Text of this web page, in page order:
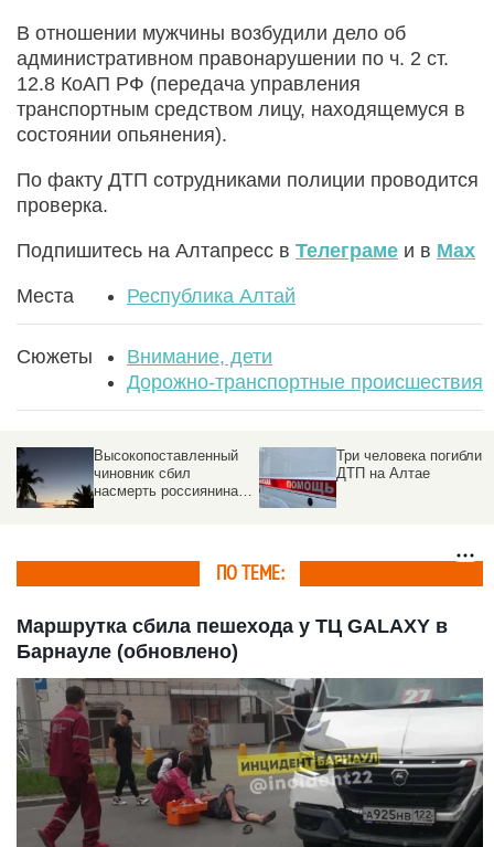
В отношении мужчины возбудили дело об
административном правонарушении по ч. 2 ст.
12.8 КоАП РФ (передача управления
транспортным средством лицу, находящемуся в
состоянии опьянения).
По факту ДТП сотрудниками полиции проводится
проверка.
Подпишитесь на Алтапресс в Телеграме и в Max
Места Республика Алтай
Сюжеты
Внимание, дети
Дорожно-транспортные происшествия
Три человека погибли в
ДТП на Алтае
Пятеро граждан
Казахстана пострадали
ПО ТЕМЕ:
Маршрутка сбила пешехода у ТЦ GALAXY в
Барнауле (обновлено)